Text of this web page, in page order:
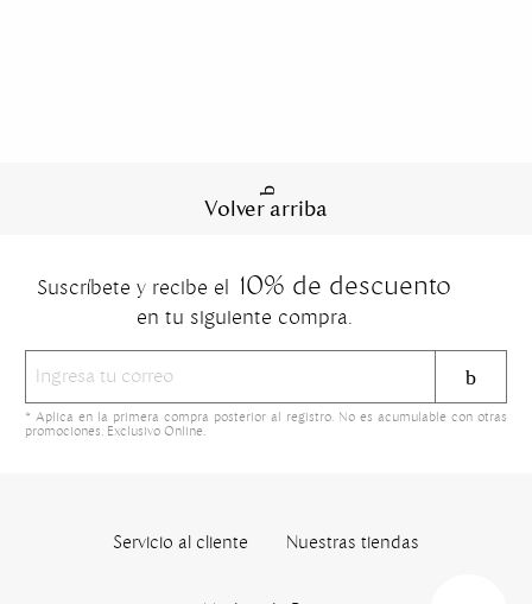
Volver arriba
Suscríbete y recibe el 10% de descuento
en tu siguiente compra.
* Aplica en la primera compra posterior al registro. No es acumulable con otras
promociones. Exclusivo Online.
Servicio al cliente Nuestras tiendas